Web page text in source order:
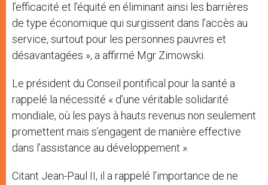
l’efficacité et l’équité en éliminant ainsi les barrières
de type économique qui surgissent dans l’accès au
service, surtout pour les personnes pauvres et
désavantagées », a affirmé Mgr Zimowski.
Le président du Conseil pontifical pour la santé a
rappelé la nécessité « d’une véritable solidarité
mondiale, où les pays à hauts revenus non seulement
promettent mais s’engagent de manière effective
dans l’assistance au développement ».
Citant Jean-Paul II, il a rappelé l’importance de ne